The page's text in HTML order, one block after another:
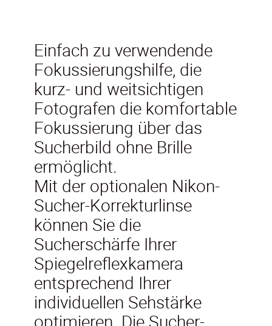
Einfach zu verwendende
Fokussierungshilfe, die
kurz- und weitsichtigen
Fotografen die komfortable
Fokussierung über das
Sucherbild ohne Brille
ermöglicht.
Mit der optionalen Nikon-
Sucher-Korrekturlinse
können Sie die
Sucherschärfe Ihrer
Spiegelreflexkamera
entsprechend Ihrer
individuellen Sehstärke
optimieren. Die Sucher-